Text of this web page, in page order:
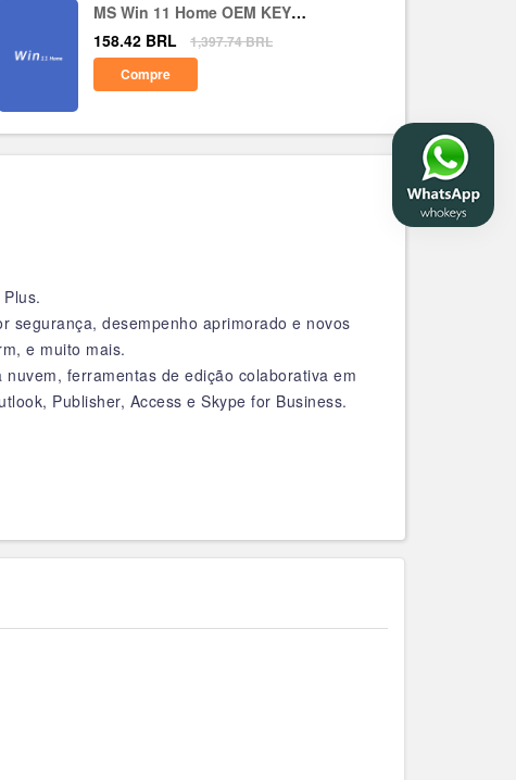
MS Win 11 Home OEM KEY
GLOBAL
158.42 BRL 1,397.74BRL
Compre
segurança, desempenho aprimorado e novos
e muito mais.
ferramentas de edição colaborativa em
Publisher, Access e Skype for Business.